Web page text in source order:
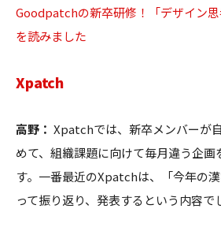
Goodpatchの新卒研修！「デザイン思
を読みました
Xpatch
高野： Xpatchでは、新卒メンバーが
めて、組織課題に向けて毎月違う企画
す。一番最近のXpatchは、「今年の
って振り返り、発表するという内容で